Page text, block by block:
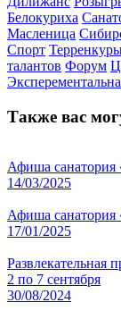
Белокуриха
Масленица
Спорт
талантов Форум
Также вас
Афиша санатория
14/03/2025
Афиша санатория
17/01/2025
Развлекательная
2 по 7 сентября
30/08/2024